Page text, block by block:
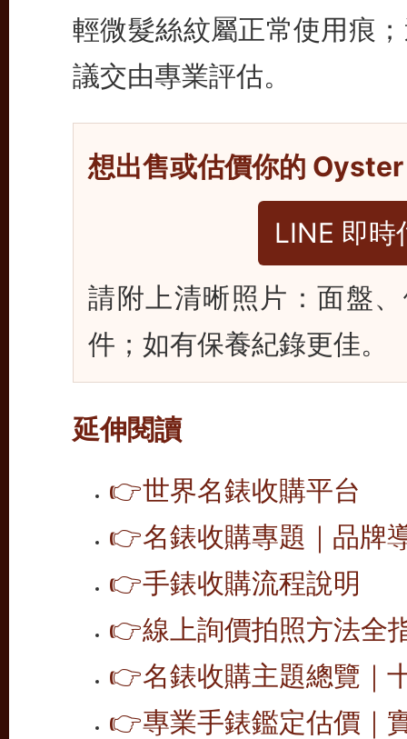
輕微髮絲紋屬正常使用痕
議交由專業評估。
想出售或估價你的
LINE 即
請附上清晰照片：面盤
件；如有保養紀錄更佳。
延伸閱讀
👉世界名錶收購平台
👉名錶收購專題｜品牌
👉手錶收購流程說明
👉線上詢價拍照方法全
👉名錶收購主題總覽｜
👉專業手錶鑑定估價｜